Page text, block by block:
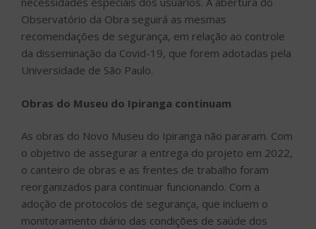
Observatório da Obra seguirá as mesmas
recomendações de segurança, em relação ao controle
da disseminação da Covid-19, que forem adotadas pela
Universidade de São Paulo.
Obras do Museu do Ipiranga continuam
As obras do Novo Museu do Ipiranga não pararam. Com
o objetivo de assegurar a entrega do projeto em 2022,
o canteiro de obras e as frentes de trabalho foram
reorganizados para continuar funcionando. Com a
adoção de protocolos de segurança, que incluem o
monitoramento diário das condições de saúde dos